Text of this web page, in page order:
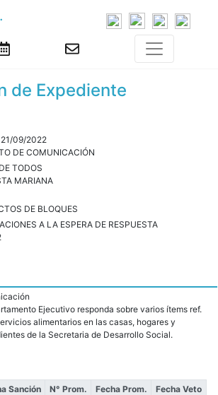
de Expediente
21/09/2022
DE COMUNICACIÓN
TODOS
MARIANA
DE BLOQUES
A LA ESPERA DE RESPUESTA
Ejecutivo responda sobre varios ítems ref.
alimentarios en las casas, hogares y
de la Secretaria de Desarrollo Social.
Sanción N° Prom. Fecha Prom.
Fecha Veto